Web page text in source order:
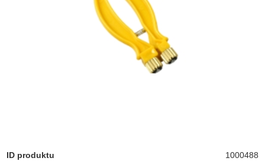
ID produktu 1000488